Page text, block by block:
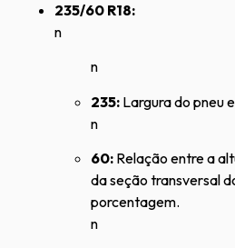
235/60 R18:
n
n
235: Largura do pneu
n
60: Relação entre a
da seção transversal
porcentagem.
n